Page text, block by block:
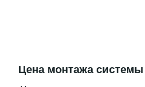
Цена монтажа системы